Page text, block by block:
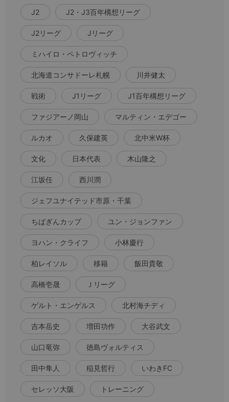
J2 J2・J3百年構想リーグ
J2リーグ Jリーグ
ミハイロ・ペトロヴィッチ
北海道コンサドーレ札幌 川井健太
戦術 J1リーグ J1百年構想リーグ
ファジアーノ岡山 マルティン・エデゴー
ルカオ 久保建英 北中米W杯
文化 日本代表 木山隆之
江坂任 西川潤
ジェフユナイテッド市原・千葉
ちばぎんカップ ユン・ジョンファン
ヨハン・クライフ 小林慶行
柏レイソル 移籍 飯田貴敬
高橋壱晟 Ｊリーグ
ゲルト・エンゲルス 北村海チディ
吉本岳史 増田功作 大谷武文
山口竜弥 徳島ヴォルティス
田中隼人 稲見哲行 いわきFC
セレッソ大阪 トレーニング